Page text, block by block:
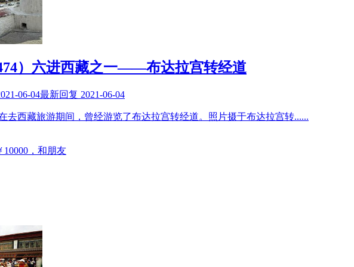
）六进西藏之一——布达拉宫转经道
06-04最新回复 2021-06-04
去西藏旅游期间，曾经游览了布达拉宫转经道。照片摄于布达拉宫转......
10000 ，和朋友